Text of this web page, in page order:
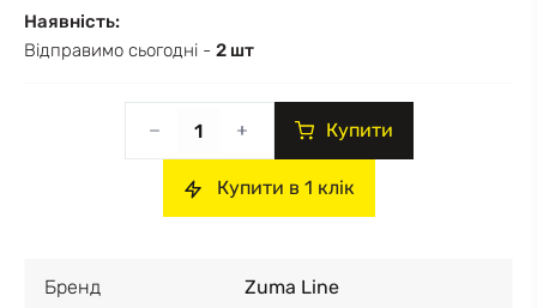
Наявність:
Відправимо сьогодні - 2 шт
Купити
Купити в 1 клік
Бренд Zuma Line